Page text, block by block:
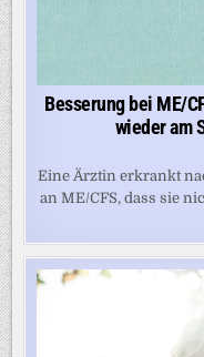
Besserung bei ME/
wieder am
Eine Ärztin erkrankt
an ME/CFS, dass sie